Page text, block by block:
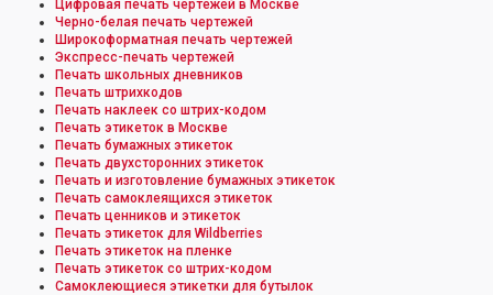
Цифровая печать чертежей в Москве
Черно-белая печать чертежей
Широкоформатная печать чертежей
Экспресс-печать чертежей
Печать школьных дневников
Печать штрихкодов
Печать наклеек со штрих-кодом
Печать этикеток в Москве
Печать бумажных этикеток
Печать двухсторонних этикеток
Печать и изготовление бумажных этикеток
Печать самоклеящихся этикеток
Печать ценников и этикеток
Печать этикеток для Wildberries
Печать этикеток на пленке
Печать этикеток со штрих-кодом
Самоклеющиеся этикетки для бутылок